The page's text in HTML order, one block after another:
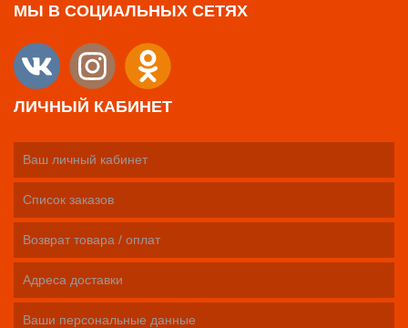
МЫ В СОЦИАЛЬНЫХ СЕТЯХ
ЛИЧНЫЙ КАБИНЕТ
Ваш личный кабинет
Список заказов
Возврат товара / оплат
Адреса доставки
Ваши персональные данные